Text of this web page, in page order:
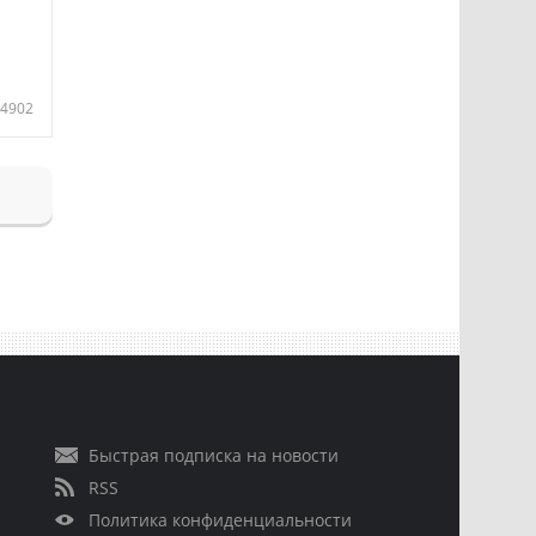
4902
Быстрая подписка на новости
RSS
Политика конфиденциальности